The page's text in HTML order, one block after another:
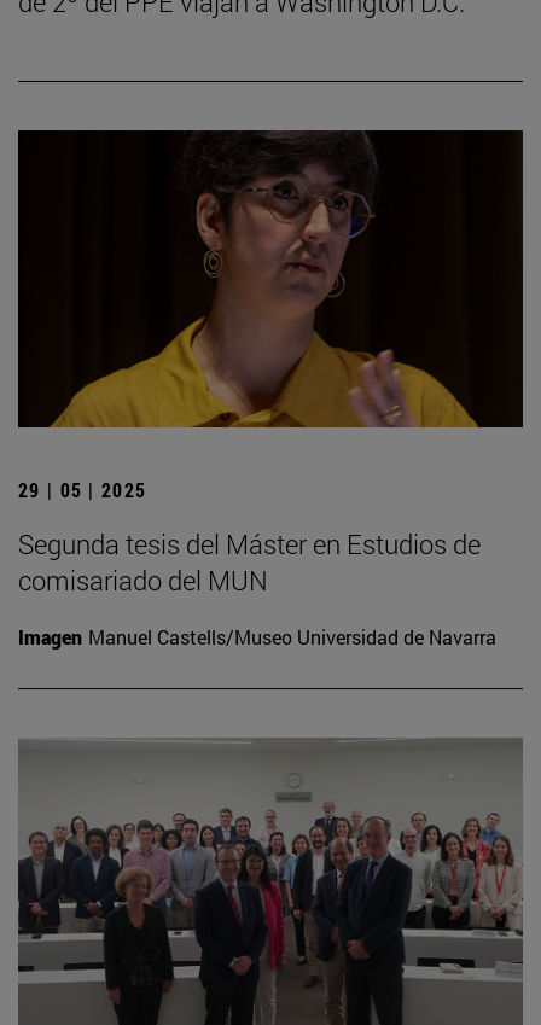
29 | 05 | 2025
Segunda tesis del Máster en Estudios de
comisariado del MUN
Imagen Manuel Castells/Museo Universidad de Navarra